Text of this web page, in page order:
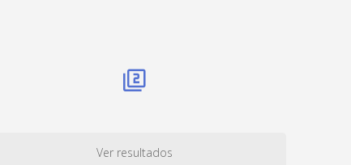
Ver resultados